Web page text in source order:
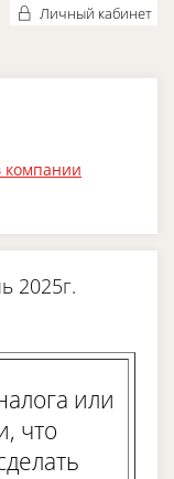
Личный кабинет
компании
2025г.
или
что